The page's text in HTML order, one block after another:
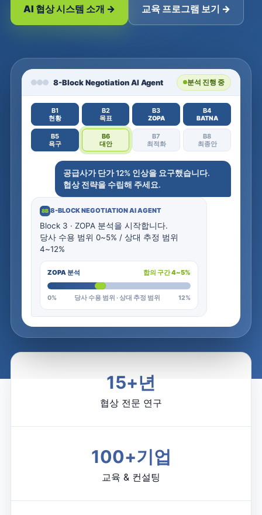
AI 협상 시스템 소개 → 교육 프로그램 보기 →
8-Block Negotiation AI Agent 분석 진행 중
B1
현황
B2
목표
B3
ZOPA
B4
BATNA
B5
욕구
B6
대안
B7
최적화
B8
최종안
공급사가 단가 12% 인상을 요구했습니다.
협상 전략을 수립해 주세요.
8B 8-BLOCK NEGOTIATION AI AGENT
Block 3 · ZOPA 분석을 시작합니다.
당사 수용 범위 0~5% / 상대 추정 범위
4~12%
ZOPA 분석 합의 구간 4~5%
0% 당사 수용 범위 · 상대 추정 범위 12%
15+년
협상 전문 연구
100+기업
교육 & 컨설팅